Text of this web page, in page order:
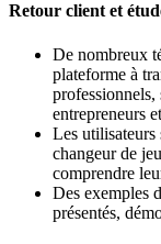
Retour client et
De nombreux
plateforme à
entrepreneurs
Les
changeur de
comprendre
Des exemples
présentés,